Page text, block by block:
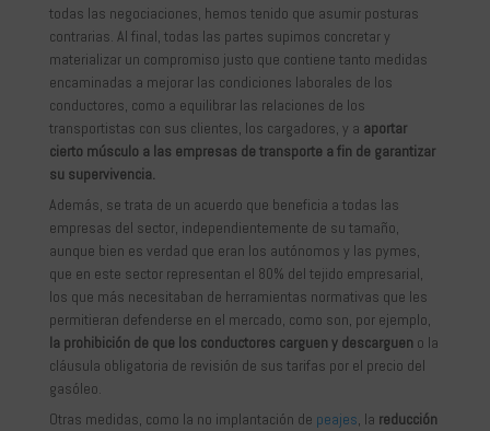
todas las negociaciones, hemos tenido que asumir posturas
contrarias. Al final, todas las partes supimos concretar y
materializar un compromiso justo que contiene tanto medidas
encaminadas a mejorar las condiciones laborales de los
conductores, como a equilibrar las relaciones de los
transportistas con sus clientes, los cargadores, y a aportar
cierto músculo a las empresas de transporte a fin de garantizar
su supervivencia.
Además, se trata de un acuerdo que beneficia a todas las
empresas del sector, independientemente de su tamaño,
aunque bien es verdad que eran los autónomos y las pymes,
que en este sector representan el 80% del tejido empresarial,
los que más necesitaban de herramientas normativas que les
permitieran defenderse en el mercado, como son, por ejemplo,
la prohibición de que los conductores carguen y descarguen o la
cláusula obligatoria de revisión de sus tarifas por el precio del
gasóleo.
Otras medidas, como la no implantación de peajes, la reducción